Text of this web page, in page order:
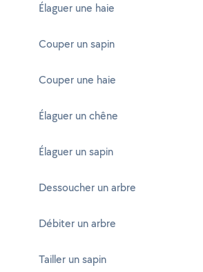
Élaguer une haie
Couper un sapin
Couper une haie
Élaguer un chêne
Élaguer un sapin
Dessoucher un arbre
Débiter un arbre
Tailler un sapin